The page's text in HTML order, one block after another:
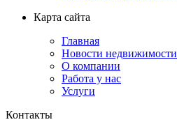
Карта сайта
Главная
Новости недвижимости
О компании
Работа у нас
Услуги
Контакты